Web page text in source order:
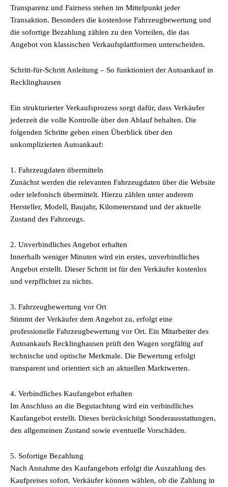
Transparenz und Fairness stehen im Mittelpunkt jeder
Transaktion. Besonders die kostenlose Fahrzeugbewertung und
die sofortige Bezahlung zählen zu den Vorteilen, die das
Angebot von klassischen Verkaufsplattformen unterscheiden.
Schritt-für-Schritt Anleitung – So funktioniert der Autoankauf in
Recklinghausen
Ein strukturierter Verkaufsprozess sorgt dafür, dass Verkäufer
jederzeit die volle Kontrolle über den Ablauf behalten. Die
folgenden Schritte geben einen Überblick über den
unkomplizierten Autoankauf:
1. Fahrzeugdaten übermitteln
Zunächst werden die relevanten Fahrzeugdaten über die Website
oder telefonisch übermittelt. Hierzu zählen unter anderem
Hersteller, Modell, Baujahr, Kilometerstand und der aktuelle
Zustand des Fahrzeugs.
2. Unverbindliches Angebot erhalten
Innerhalb weniger Minuten wird ein erstes, unverbindliches
Angebot erstellt. Dieser Schritt ist für den Verkäufer kostenlos
und verpflichtet zu nichts.
3. Fahrzeugbewertung vor Ort
Stimmt der Verkäufer dem Angebot zu, erfolgt eine
professionelle Fahrzeugbewertung vor Ort. Ein Mitarbeiter des
Autoankaufs Recklinghausen prüft den Wagen sorgfältig auf
technische und optische Merkmale. Die Bewertung erfolgt
transparent und orientiert sich an aktuellen Marktwerten.
4. Verbindliches Kaufangebot erhalten
Im Anschluss an die Begutachtung wird ein verbindliches
Kaufangebot erstellt. Dieses berücksichtigt Sonderausstattungen,
den allgemeinen Zustand sowie eventuelle Vorschäden.
5. Sofortige Bezahlung
Nach Annahme des Kaufangebots erfolgt die Auszahlung des
Kaufpreises sofort. Verkäufer können wählen, ob die Zahlung in